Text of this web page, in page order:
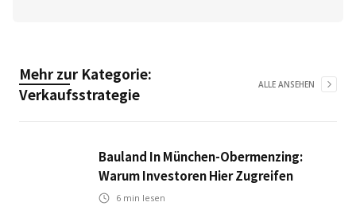
Mehr zur Kategorie:
Verkaufsstrategie
ALLE ANSEHEN
Bauland In München-Obermenzing:
Warum Investoren Hier Zugreifen
6 min lesen